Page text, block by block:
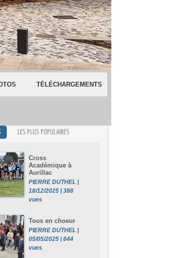
TÉLÉCHARGEMENTS
LES PLUS POPULAIRES
Cross
Académique à
Aurillac
PIERRE DUTHEL |
18/12/2025 | 388
vues
Tous en choeur
PIERRE DUTHEL |
05/05/2025 | 644
vues